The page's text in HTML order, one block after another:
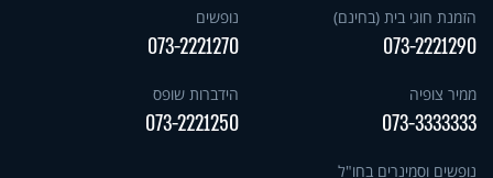
הזמנת חוגי בית (בחינם)
073-2221290
נופשים
073-2221270
ממיר צופיה
073-3333333
הידברות שופס
073-2221250
נופשים וסמינרים בחו"ל